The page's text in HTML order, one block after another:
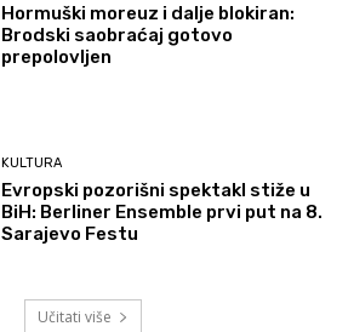
Hormuški moreuz i dalje blokiran:
Brodski saobraćaj gotovo
prepolovljen
KULTURA
Evropski pozorišni spektakl stiže u
BiH: Berliner Ensemble prvi put na 8.
Sarajevo Festu
Učitati više